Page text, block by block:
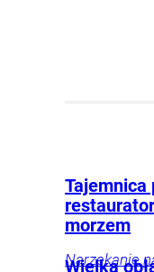
Tajemnica
morzem
Narzekanie
Wielka